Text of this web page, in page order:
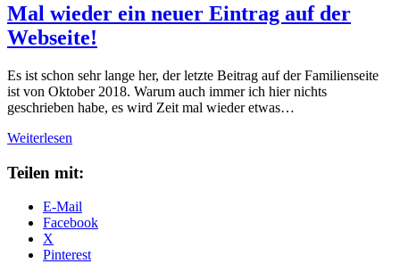
Mal wieder ein neuer Eintrag auf der
Webseite!
Es ist schon sehr lange her, der letzte Beitrag auf der Familienseite
ist von Oktober 2018. Warum auch immer ich hier nichts
geschrieben habe, es wird Zeit mal wieder etwas…
Weiterlesen
ein
Eintrag
auf
der
Webseite!
Teilen mit:
E-Mail
Facebook
X
Pinterest